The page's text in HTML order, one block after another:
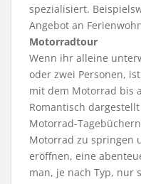
spezialisiert.
Angebot an
Motorradtour
Wenn ihr alleine
oder zwei Personen,
mit dem Motorrad bis
Romantisch
Motorrad-
Motorrad zu springen
eröffnen, eine
man, je nach Typ, nur